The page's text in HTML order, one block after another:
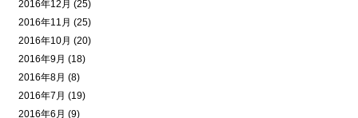
2016年12月 (25)
2016年11月 (25)
2016年10月 (20)
2016年9月 (18)
2016年8月 (8)
2016年7月 (19)
2016年6月 (9)